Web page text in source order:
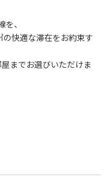
、
快適な滞在をお約束す
までお選びいただけま